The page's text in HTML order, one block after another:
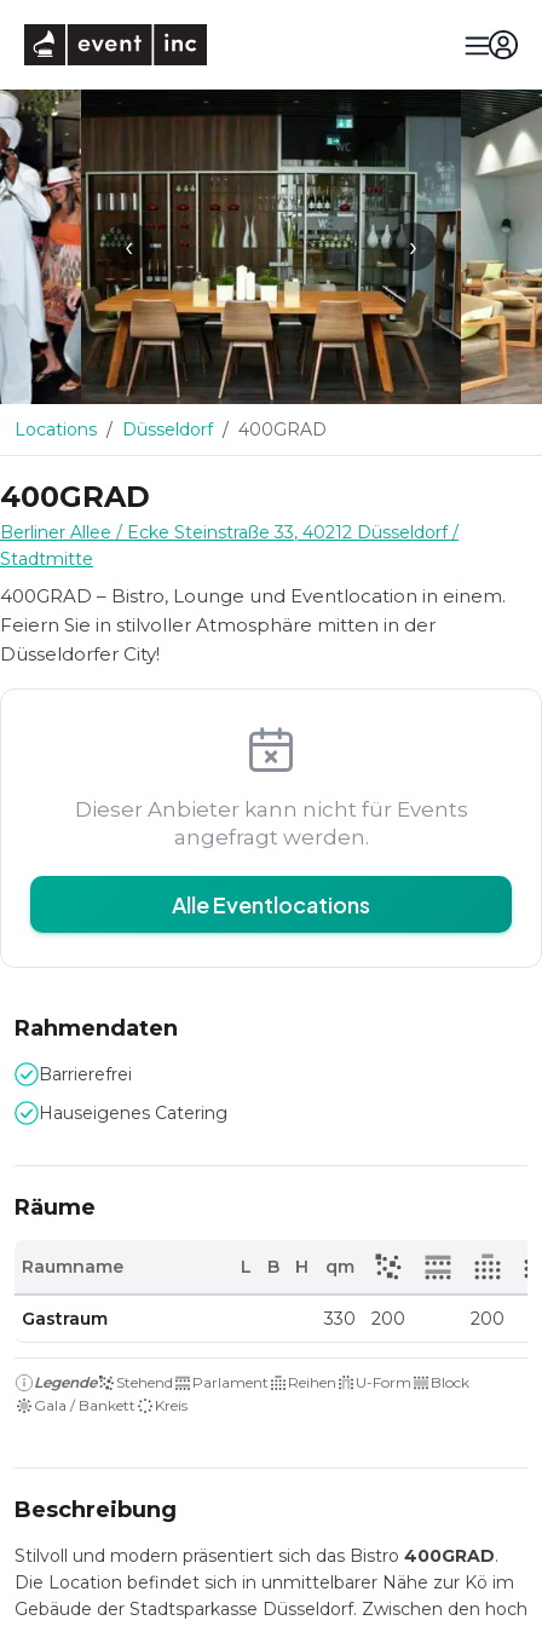
‹ ›
Locations Düsseldorf 400GRAD
400GRAD
Berliner Allee / Ecke Steinstraße 33, 40212 Düsseldorf/
Stadtmitte
400GRAD – Bistro, Lounge und Eventlocation in einem.
Feiern Sie in stilvoller Atmosphäre mitten in der
Düsseldorfer City!
Dieser Anbieter kann nicht für Events
angefragt werden.
Alle Eventlocations
Rahmendaten
Barrierefrei
Hauseigenes Catering
Räume
Raumname L B H qm
Gastraum 330 200 200
Legende Stehend Parlament Reihen U-Form
Block
Gala / Bankett
Kreis
Beschreibung
Stilvoll und modern präsentiert sich das Bistro 400GRAD.
Die Location befindet sich in unmittelbarer Nähe zur Kö im
Gebäude der Stadtsparkasse Düsseldorf. Zwischen den hoch